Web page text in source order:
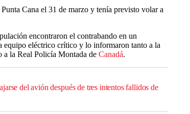
Cana el 31 de marzo y tenía previsto volar a
encontraron el contrabando en un
equipo eléctrico crítico y lo informaron tanto a la
la Real Policía Montada de Canadá.
del avión después de tres intentos fallidos de